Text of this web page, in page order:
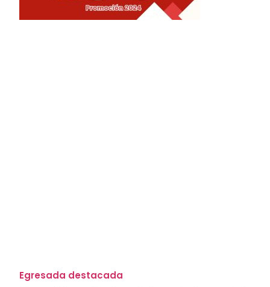
Egresada destacada